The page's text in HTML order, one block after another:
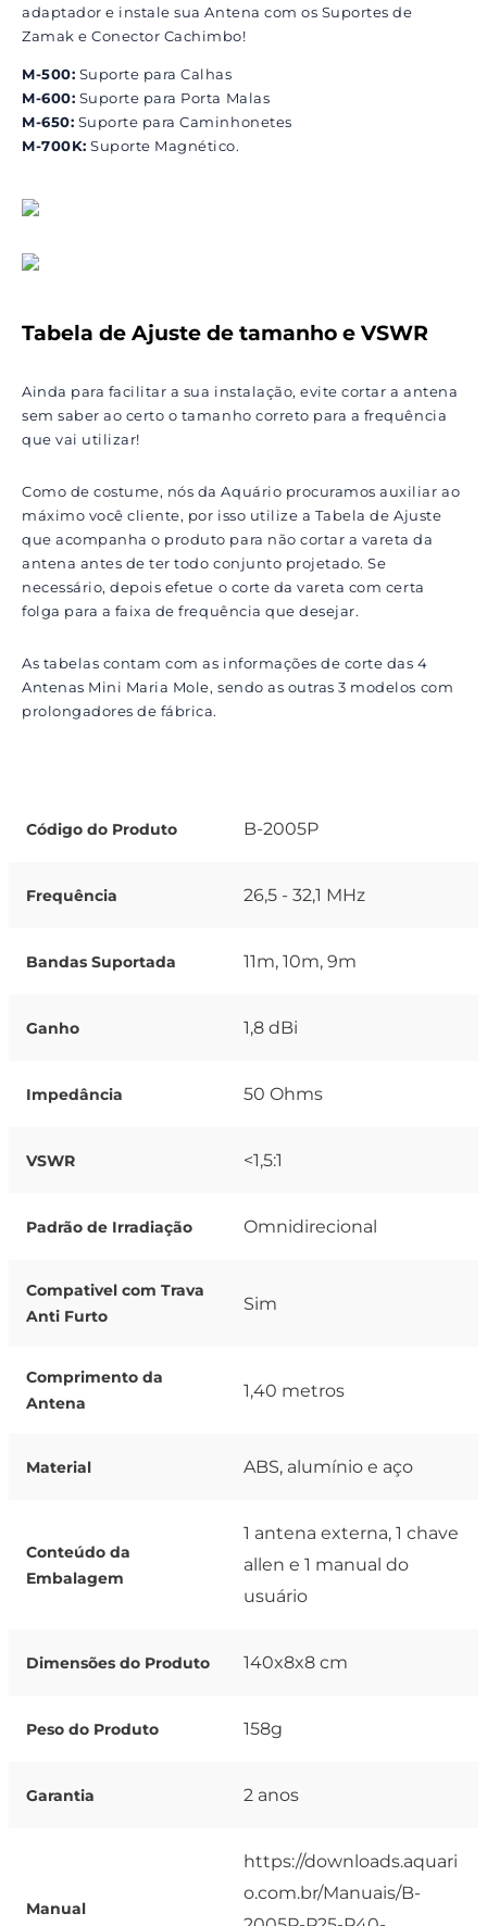
adaptador e instale sua Antena com os Suportes de
Zamak e Conector Cachimbo!
M-500: Suporte para Calhas
M-600: Suporte para Porta Malas
M-650: Suporte para Caminhonetes
M-700K: Suporte Magnético.
Tabela de Ajuste de tamanho e VSWR
Ainda para facilitar a sua instalação, evite cortar a antena
sem saber ao certo o tamanho correto para a frequência
que vai utilizar!
Como de costume, nós da Aquário procuramos auxiliar ao
máximo você cliente, por isso utilize a Tabela de Ajuste
que acompanha o produto para não cortar a vareta da
antena antes de ter todo conjunto projetado. Se
necessário, depois efetue o corte da vareta com certa
folga para a faixa de frequência que desejar.
As tabelas contam com as informações de corte das 4
Antenas Mini Maria Mole, sendo as outras 3 modelos com
prolongadores de fábrica.
Código do Produto B-2005P
Frequência 26,5 - 32,1 MHz
Bandas Suportada 11m, 10m, 9m
Ganho 1,8 dBi
Impedância 50 Ohms
VSWR <1,5:1
Padrão de Irradiação Omnidirecional
Compativel com Trava
Anti Furto
Sim
Comprimento da
Antena
1,40 metros
Material ABS, alumínio e aço
Conteúdo da
Embalagem
1 antena externa, 1 chave
allen e 1 manual do
usuário
Dimensões do Produto 140x8x8 cm
Peso do Produto 158g
Garantia 2 anos
Manual
https://downloads.aquari
o.com.br/Manuais/B-